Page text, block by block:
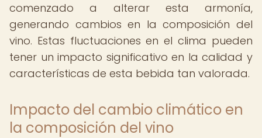
comenzado a alterar esta armonía,
generando cambios en la composición del
vino. Estas fluctuaciones en el clima pueden
tener un impacto significativo en la calidad y
características de esta bebida tan valorada.
Impacto del cambio climático en
la composición del vino